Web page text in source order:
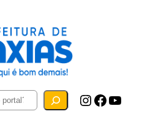
Instagram Facebook YouTube